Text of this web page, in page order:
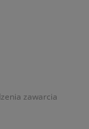
zawarcia